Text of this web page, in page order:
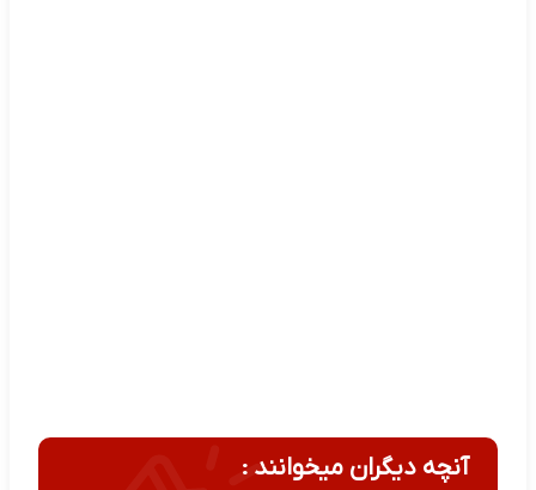
آنچه دیگران میخوانند :